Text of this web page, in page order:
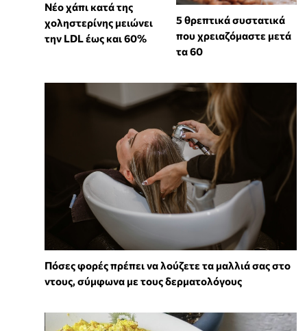
Νέο χάπι κατά της
χοληστερίνης μειώνει
την LDL έως και 60%
5 θρεπτικά συστατικά
που χρειαζόμαστε μετά
τα 60
Πόσες φορές πρέπει να λούζετε τα μαλλιά σας στο
ντους, σύμφωνα με τους δερματολόγους